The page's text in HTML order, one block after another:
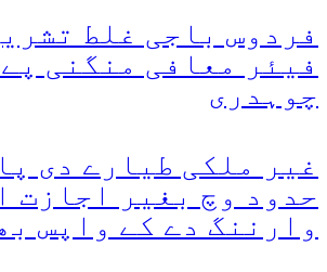
فردوس باجی غلط
فیئر معافی منگنی پے
چوہدری
غیر ملکی طیارے دی
حدود وچ بغیر اجازت
وارننگ دے کے واپس